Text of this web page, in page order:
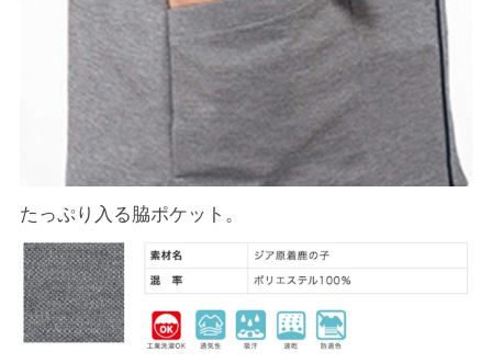
たっぷり入る脇ポケット。